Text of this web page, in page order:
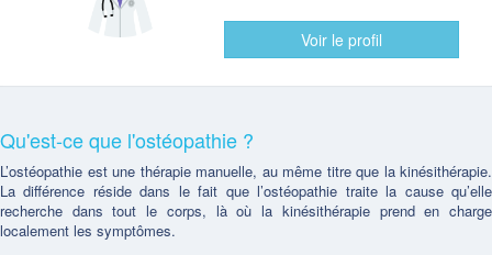
Voir le profil
Qu'est-ce que l'ostéopathie ?
L’ostéopathie est une thérapie manuelle, au même titre que la kinésithérapie.
La différence réside dans le fait que l’ostéopathie traite la cause qu’elle
recherche dans tout le corps, là où la kinésithérapie prend en charge
localement les symptômes.